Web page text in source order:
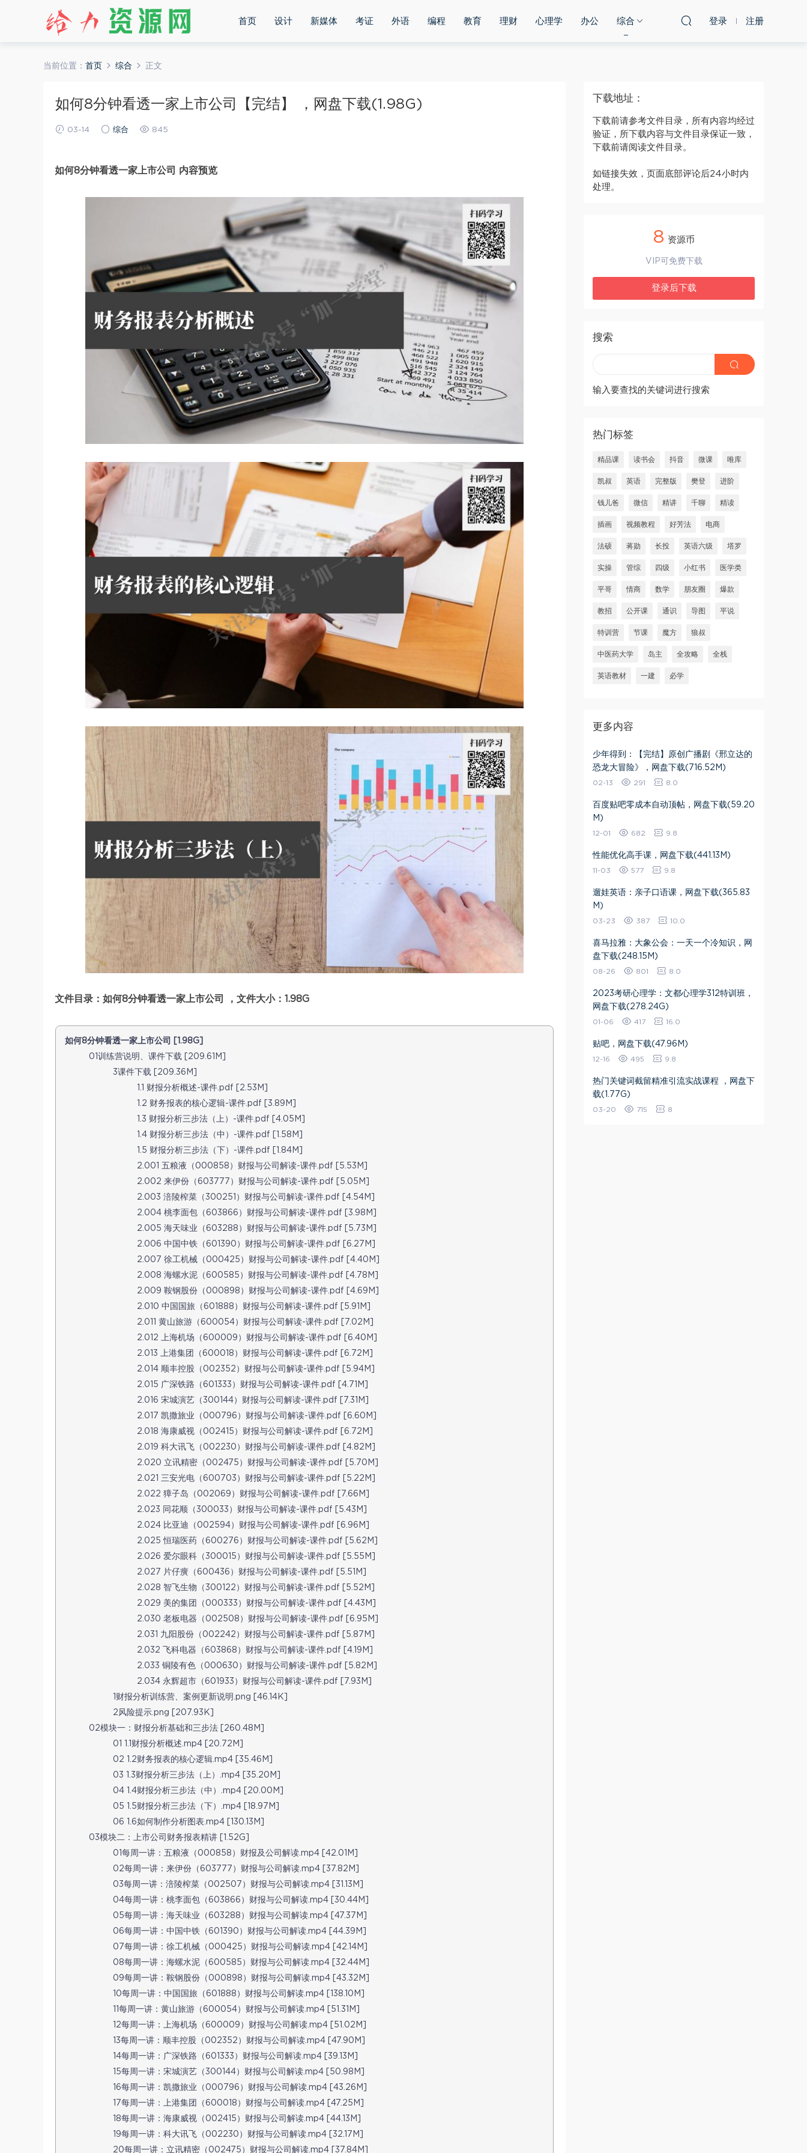
首页 设计 新媒体 考证 外语 编程 教育 理财 心理学 办公 综合 登录 注册
当前位置： 首页 综合 正文
如何8分钟看透一家上市公司【完结】 ，网盘下载(1.98G)
03-14 综合 845
如何8分钟看透一家上市公司 内容预览
文件目录：如何8分钟看透一家上市公司 ，文件大小：1.98G
如何8分钟看透一家上市公司 [1.98G]
01训练营说明、课件下载 [209.61M]
3课件下载 [209.36M]
1.1 财报分析概述-课件.pdf [2.53M]
1.2 财务报表的核心逻辑-课件.pdf [3.89M]
1.3 财报分析三步法（上）-课件.pdf [4.05M]
1.4 财报分析三步法（中）-课件.pdf [1.58M]
1.5 财报分析三步法（下）-课件.pdf [1.84M]
2.001 五粮液（000858）财报与公司解读-课件.pdf [5.53M]
2.002 来伊份（603777）财报与公司解读-课件.pdf [5.05M]
2.003 涪陵榨菜（300251）财报与公司解读-课件.pdf [4.54M]
2.004 桃李面包（603866）财报与公司解读-课件.pdf [3.98M]
2.005 海天味业（603288）财报与公司解读-课件.pdf [5.73M]
2.006 中国中铁（601390）财报与公司解读-课件.pdf [6.27M]
2.007 徐工机械（000425）财报与公司解读-课件.pdf [4.40M]
2.008 海螺水泥（600585）财报与公司解读-课件.pdf [4.78M]
2.009 鞍钢股份（000898）财报与公司解读-课件.pdf [4.69M]
2.010 中国国旅（601888）财报与公司解读-课件.pdf [5.91M]
2.011 黄山旅游（600054）财报与公司解读-课件.pdf [7.02M]
2.012 上海机场（600009）财报与公司解读-课件.pdf [6.40M]
2.013 上港集团（600018）财报与公司解读-课件.pdf [6.72M]
2.014 顺丰控股（002352）财报与公司解读-课件.pdf [5.94M]
2.015 广深铁路（601333）财报与公司解读-课件.pdf [4.71M]
2.016 宋城演艺（300144）财报与公司解读-课件.pdf [7.31M]
2.017 凯撒旅业（000796）财报与公司解读-课件.pdf [6.60M]
2.018 海康威视（002415）财报与公司解读-课件.pdf [6.72M]
2.019 科大讯飞（002230）财报与公司解读-课件.pdf [4.82M]
2.020 立讯精密（002475）财报与公司解读-课件.pdf [5.70M]
2.021 三安光电（600703）财报与公司解读-课件.pdf [5.22M]
2.022 獐子岛（002069）财报与公司解读-课件.pdf [7.66M]
2.023 同花顺（300033）财报与公司解读-课件.pdf [5.43M]
2.024 比亚迪（002594）财报与公司解读-课件.pdf [6.96M]
2.025 恒瑞医药（600276）财报与公司解读-课件.pdf [5.62M]
2.026 爱尔眼科（300015）财报与公司解读-课件.pdf [5.55M]
2.027 片仔癀（600436）财报与公司解读-课件.pdf [5.51M]
2.028 智飞生物（300122）财报与公司解读-课件.pdf [5.52M]
2.029 美的集团（000333）财报与公司解读-课件.pdf [4.43M]
2.030 老板电器（002508）财报与公司解读-课件.pdf [6.95M]
2.031 九阳股份（002242）财报与公司解读-课件.pdf [5.87M]
2.032 飞科电器（603868）财报与公司解读-课件.pdf [4.19M]
2.033 铜陵有色（000630）财报与公司解读-课件.pdf [5.82M]
2.034 永辉超市（601933）财报与公司解读-课件.pdf [7.93M]
1财报分析训练营、案例更新说明.png [46.14K]
2风险提示.png [207.93K]
02模块一：财报分析基础和三步法 [260.48M]
01 1.1财报分析概述.mp4 [20.72M]
02 1.2财务报表的核心逻辑.mp4 [35.46M]
03 1.3财报分析三步法（上）.mp4 [35.20M]
04 1.4财报分析三步法（中）.mp4 [20.00M]
05 1.5财报分析三步法（下）.mp4 [18.97M]
06 1.6如何制作分析图表.mp4 [130.13M]
03模块二：上市公司财务报表精讲 [1.52G]
01每周一讲：五粮液（000858）财报及公司解读.mp4 [42.01M]
02每周一讲：来伊份（603777）财报与公司解读.mp4 [37.82M]
03每周一讲：涪陵榨菜（002507）财报与公司解读.mp4 [31.13M]
04每周一讲：桃李面包（603866）财报与公司解读.mp4 [30.44M]
05每周一讲：海天味业（603288）财报与公司解读.mp4 [47.37M]
06每周一讲：中国中铁（601390）财报与公司解读.mp4 [44.39M]
07每周一讲：徐工机械（000425）财报与公司解读.mp4 [42.14M]
08每周一讲：海螺水泥（600585）财报与公司解读.mp4 [32.44M]
09每周一讲：鞍钢股份（000898）财报与公司解读.mp4 [43.32M]
10每周一讲：中国国旅（601888）财报与公司解读.mp4 [138.10M]
11每周一讲：黄山旅游（600054）财报与公司解读.mp4 [51.31M]
12每周一讲：上海机场（600009）财报与公司解读.mp4 [51.02M]
13每周一讲：顺丰控股（002352）财报与公司解读.mp4 [47.90M]
14每周一讲：广深铁路（601333）财报与公司解读.mp4 [39.13M]
15每周一讲：宋城演艺（300144）财报与公司解读.mp4 [50.98M]
16每周一讲：凯撒旅业（000796）财报与公司解读.mp4 [43.26M]
17每周一讲：上港集团（600018）财报与公司解读.mp4 [47.25M]
18每周一讲：海康威视（002415）财报与公司解读.mp4 [44.13M]
19每周一讲：科大讯飞（002230）财报与公司解读.mp4 [32.17M]
20每周一讲：立讯精密（002475）财报与公司解读.mp4 [37.84M]
下载地址：
下载前请参考文件目录，所有内容均经过
验证，所下载内容与文件目录保证一致，
下载前请阅读文件目录。
如链接失效，页面底部评论后24小时内
处理。
8 资源币
VIP可免费下载
登录后下载
搜索
输入要查找的关键词进行搜索
热门标签
精品课 读书会 抖音 微课 唯库
凯叔 英语 完整版 樊登 进阶
钱儿爸 微信 精讲 千聊 精读
插画 视频教程 好芳法 电商
法硕 蒋勋 长投 英语六级 塔罗
实操 管综 四级 小红书 医学类
平哥 情商 数学 朋友圈 爆款
教招 公开课 通识 导图 平说
特训营 节课 魔方 狼叔
中医药大学 岛主 全攻略 全栈
英语教材 一建 必学
更多内容
少年得到：【完结】原创广播剧《邢立达的
恐龙大冒险》，网盘下载(716.52M)
02-13 291 8.0
百度贴吧零成本自动顶帖​，网盘下载(59.20
M)
12-01 682 9.8
性能优化高手课，网盘下载(441.13M)
11-03 577 9.8
遛娃英语：亲子口语课，网盘下载(365.83
M)
03-23 387 10.0
喜马拉雅：大象公会：一天一个冷知识，网
盘下载(248.15M)
08-26 801 8.0
2023考研心理学：文都心理学312特训班，
网盘下载(278.24G)
01-06 417 16.0
​贴吧​，网盘下载(47.96M)
12-16 495 9.8
热门关键词截留精准引流实战课程 ，网盘下
载(1.77G)
03-20 715 8